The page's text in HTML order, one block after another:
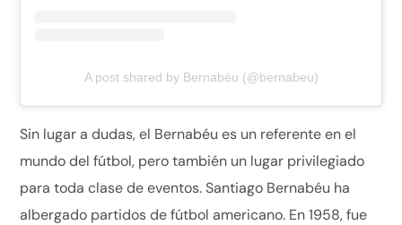
A post shared by Bernabéu (@bernabeu)
Sin lugar a dudas, el Bernabéu es un referente en el
mundo del fútbol, pero también un lugar privilegiado
para toda clase de eventos. Santiago Bernabéu ha
albergado partidos de fútbol americano. En 1958, fue